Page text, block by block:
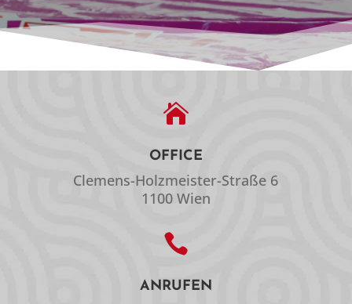

OFFICE
Clemens-Holzmeister-Straße 6
1100 Wien

ANRUFEN